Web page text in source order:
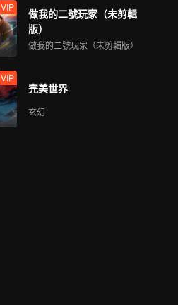
VIP
做我的二號玩家（未剪輯
版）
做我的二號玩家（未剪輯版）
VIP
完美世界
玄幻